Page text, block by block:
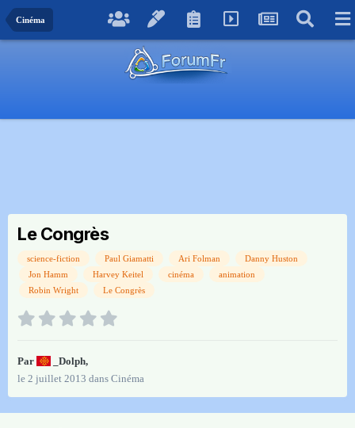
Cinéma
Le Congrès
science-fiction Paul Giamatti Ari Folman
Danny Huston
Jon Hamm
Harvey Keitel cinéma
animation
Robin Wright
Le Congrès
Par _Dolph,
le 2 juillet 2013 dans Cinéma